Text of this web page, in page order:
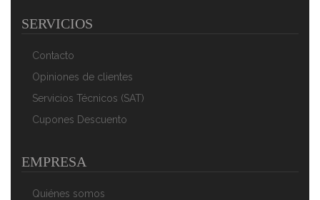
Briebe Paellera Valenciana Esmaltada 46cm, Acero
41,70 €
AÑADIR AL CARRITO
SERVICIOS
Contacto
Opiniones de clientes
Servicios Técnicos (SAT)
Cupones Descuento
EMPRESA
Quiénes somos